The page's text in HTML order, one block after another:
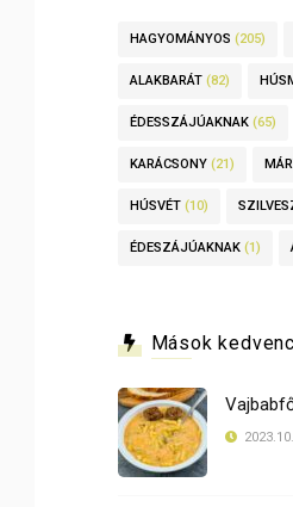
HAGYOMÁNYOS (205)
ALAKBARÁT (82)
ÉDESSZÁJÚAKNAK (65)
KARÁCSONY (21)
HÚSVÉT (10)
ÉDESZÁJÚAKNAK (1)
Mások